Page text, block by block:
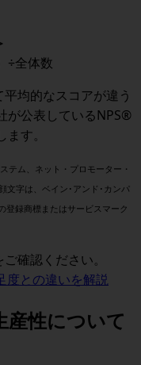
÷全体数
均的なスコアが違う
が公表しているNPS®
す。
テム、ネット・プロモーター・
文字は、ベイン･アンド･カンパ
登録商標またはサービスマーク
確認ください。
度との違いを解説
産性について